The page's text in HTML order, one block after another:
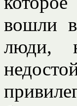
вошли
люди,